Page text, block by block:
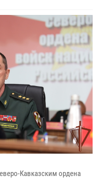
Кавказским ордена